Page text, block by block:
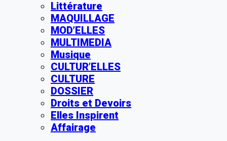
Littérature
MAQUILLAGE
MOD’ELLES
MULTIMEDIA
Musique
CULTUR’ELLES
CULTURE
DOSSIER
Droits et Devoirs
Elles Inspirent
Affairage